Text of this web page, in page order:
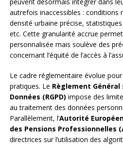
autrefois inaccessibles : conditions
densité urbaine précise,
etc. Cette granularité accrue
personnalisée mais soulève des
concernant l’équité de l’accès à
Le cadre réglementaire évolue
pratiques. Le Règlement
Données (RGPD) impose des
au traitement des données
Parallèlement, l’Autorité
des Pensions Professionnelles
directrices sur l’utilisation des